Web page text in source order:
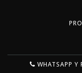
WHATSAPP